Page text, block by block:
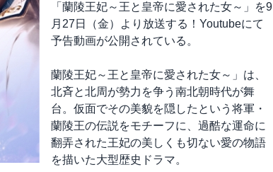
「蘭陵王妃～王と皇帝に愛された女～」を9
月27日（金）より放送する！Youtubeにて
予告動画が公開されている。
蘭陵王妃～王と皇帝に愛された女～」は、
北斉と北周が勢力を争う南北朝時代が舞
台。仮面でその美貌を隠したという将軍・
蘭陵王の伝説をモチーフに、過酷な運命に
翻弄された王妃の美しくも切ない愛の物語
を描いた大型歴史ドラマ。